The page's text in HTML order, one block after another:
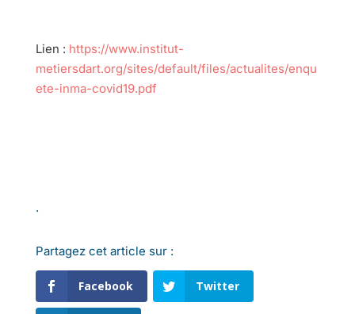
Lien : https://www.institut-
metiersdart.org/sites/default/files/actualites/enqu
ete-inma-covid19.pdf
.
Partagez cet article sur :
Facebook Twitter